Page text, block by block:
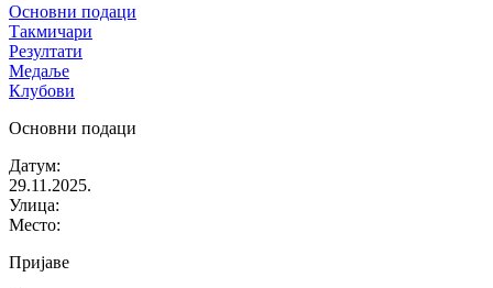
Основни подаци
Такмичари
Резултати
Медаље
Клубови
Основни подаци
Датум:
29.11.2025.
Улица:
Место:
Пријаве